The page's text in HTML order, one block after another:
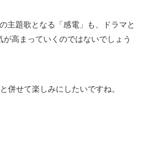
主題歌となる「感電」も、ドラマと
高まっていくのではないでしょう
併せて楽しみにしたいですね。